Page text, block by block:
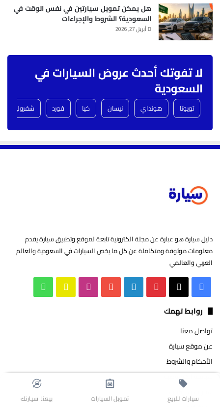
هل يمكن تمويل سيارتين في نفس الوقت في
السعودية؟ الشروط والإجراءات
أبريل 27, 2026
لا تفوتك أحدث عروض السيارات في
السعودية
تويوتا هونداي نيسان كيا فورد شفروليه
دليل سيارة هو عبارة عن مجلة الكترونية تابعة لموقع وتطبيق سيارة يقدم
معلومات موثوقة ومتكاملة عن كل ما يخص السيارات في السعودية والعالم
العربي والعالمي
فيسبوك بينتيريست لينكدإن ‫YouTube انستقرام سناب
روابط تهمك
تواصل معنا
عن موقع سيارة
الأحكام والشروط
سياسة الخصوصية
سيارات ومركبات
سيارات للبيع تمويل السيارات بيعنا سيارتك